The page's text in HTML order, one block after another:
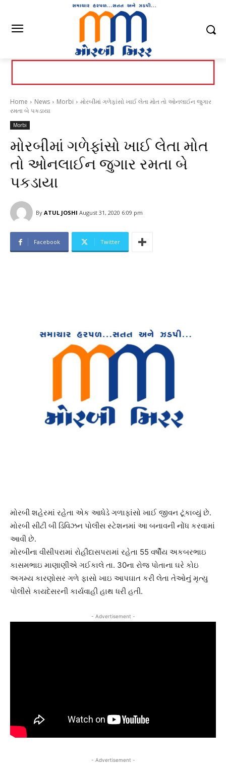
Home News Morbi
મોરબીમાં ગળેફાંસો ખાઈ લેતા મોત તો ઓનલાઈન જુગાર
રમતા બે પકડાયા
Morbi
મોરબીમાં ગળેફાંસો ખાઈ લેતા મોત
તો ઓનલાઈન જુગાર રમતા બે
પકડાયા
By ATUL JOSHI August 31, 2020 6:09 pm
Facebook Twitter
મોરબી શહેરમાં રહેતા એક આધેડે ગળાફાંસો ખાઈ જીવન ટૂંકાવ્યું છે.
મોરબી સીટી બી ડિવિઝન પોલીસ સ્ટેશનમાં આ બનાવની નોંધ કરવામાં
આવી છે.
મોરબીના વીસીપરામાં રોહીદાસપરામાં રહેતા 55 વર્ષીય અકબરભાઇ
કાસમભાઇ માણાણીએ ગઈકાલે તા. 30ના રોજ પોતાના ઘરે કોઇ
અગમ્ય કારણોસર ગળે ફાસો ખાઇ આપઘાત કરી લેતા તેઓનું મૃત્યુ
પોલીસે કાયદેસરની કાર્યવાહી હાથ ધરી હતી.
- Advertisement -
- Advertisement -